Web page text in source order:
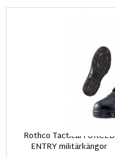
Rothco Tactical FORCED
ENTRY militärkängor